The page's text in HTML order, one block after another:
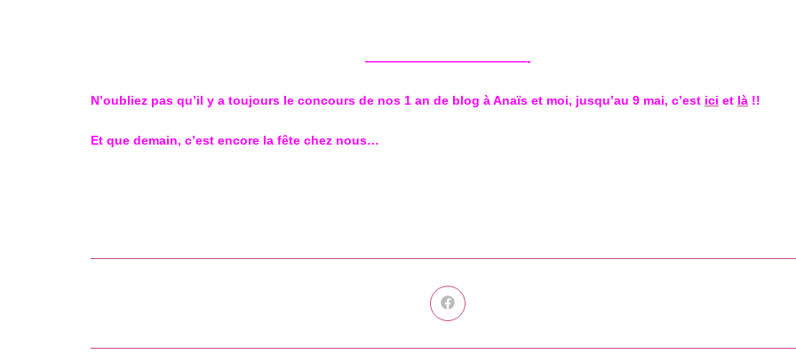
—————————————-
N’oubliez pas qu’il y a toujours le concours de nos 1 an de blog à Anaïs et moi, jusqu’au 9 mai, c’est ici et là !!
Et que demain, c’est encore la fête chez nous…
Ouvrir
dans
autre